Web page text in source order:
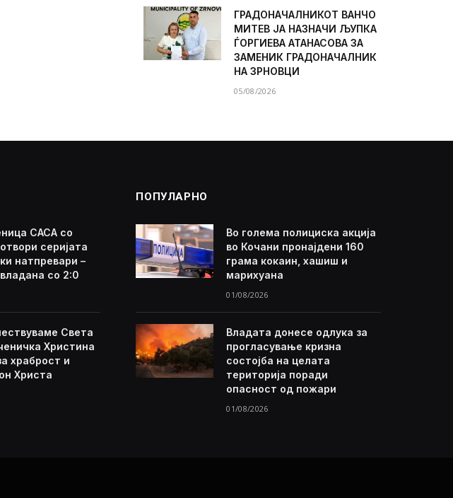
ГРАДОНАЧАЛНИКОТ ВАНЧО
МИТЕВ ЈА НАЗНАЧИ ЉУПКА
ЃОРГИЕВА АТАНАСОВА ЗА
ЗАМЕНИК ГРАДОНАЧАЛНИК
НА ЗРНОВЦИ
05/08/2026
САСА со
серијата
натпревари –
со 2:0
Света
Христина
храброст и
Христа
ПОПУЛАРНО
Во голема полициска акција
во Кочани пронајдени 160
грама кокаин, хашиш и
марихуана
01/08/2026
Владата донесе одлука за
прогласување кризна
состојба на целата
територија поради
опасност од пожари
01/08/2026